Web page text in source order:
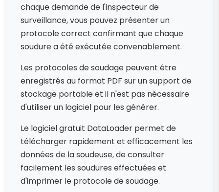
chaque demande de l'inspecteur de
surveillance, vous pouvez présenter un
protocole correct confirmant que chaque
soudure a été exécutée convenablement.
Les protocoles de soudage peuvent être
enregistrés au format PDF sur un support de
stockage portable et il n'est pas nécessaire
d'utiliser un logiciel pour les générer.
Le logiciel gratuit DataLoader permet de
télécharger rapidement et efficacement les
données de la soudeuse, de consulter
facilement les soudures effectuées et
d'imprimer le protocole de soudage.